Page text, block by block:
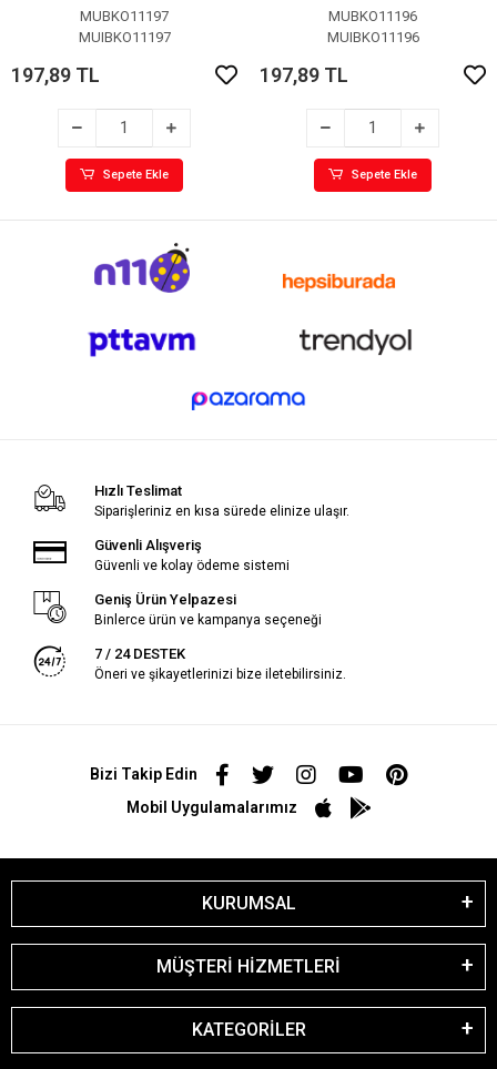
MUBKO11197
MUIBKO11197
197,89 TL
Sepete Ekle
MUBKO11196
MUIBKO11196
197,89 TL
Sepete Ekle
Hızlı Teslimat
Siparişleriniz en kısa sürede elinize ulaşır.
Güvenli Alışveriş
Güvenli ve kolay ödeme sistemi
Geniş Ürün Yelpazesi
Binlerce ürün ve kampanya seçeneği
7 / 24 DESTEK
Öneri ve şikayetlerinizi bize iletebilirsiniz.
Bizi Takip Edin
Mobil Uygulamalarımız
KURUMSAL
MÜŞTERİ HİZMETLERİ
KATEGORİLER